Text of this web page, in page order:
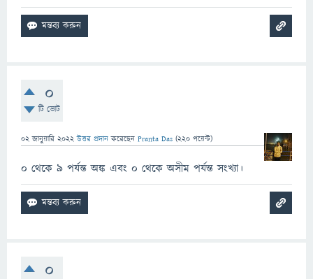
0
টি ভোট
02 জানুয়ারি 2022 উত্তর প্রদান করেছেন Pranta Das (220 পয়েন্ট)
০ থেকে ৯ পর্যন্ত অঙ্ক এবং ০ থেকে অসীম পর্যন্ত সংখ্যা।
0